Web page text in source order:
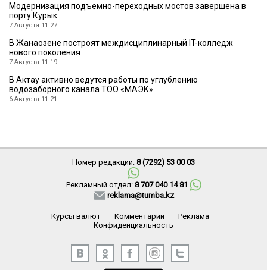
Модернизация подъемно-переходных мостов завершена в
порту Курык
7 Августа 11:27
В Жанаозене построят междисциплинарный IT-колледж
нового поколения
7 Августа 11:19
В Актау активно ведутся работы по углублению
водозаборного канала ТОО «МАЭК»
6 Августа 11:21
Номер редакции: 8 (7292) 53 00 03
Рекламный отдел: 8 707 040 14 81
reklama@tumba.kz
Курсы валют · Комментарии · Реклама
·
Конфиденциальность